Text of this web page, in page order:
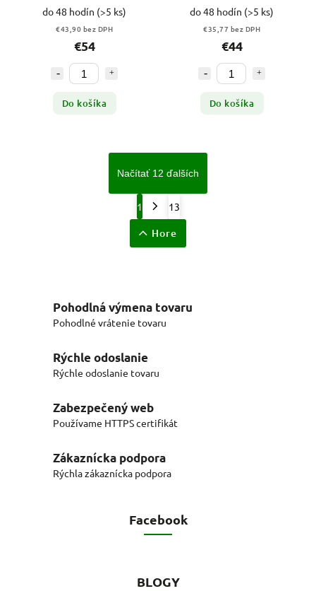
do 48 hodín (>5 ks)
€43,90 bez DPH
€54
Do košíka
do 48 hodín (>5 ks)
€35,77 bez DPH
€44
Do košíka
Načítať 12 ďalších
1 13
Hore
Pohodlná výmena tovaru
Pohodlné vrátenie tovaru
Rýchle odoslanie
Rýchle odoslanie tovaru
Zabezpečený web
Používame HTTPS certifikát
Zákaznícka podpora
Rýchla zákaznícka podpora
Facebook
BLOGY